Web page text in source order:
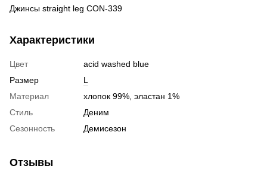
Джинсы straight leg CON-339
Характеристики
Цвет
acid washed blue
Размер
L
Материал
хлопок 99%, эластан 1%
Стиль
Деним
Сезонность
Демисезон
Отзывы